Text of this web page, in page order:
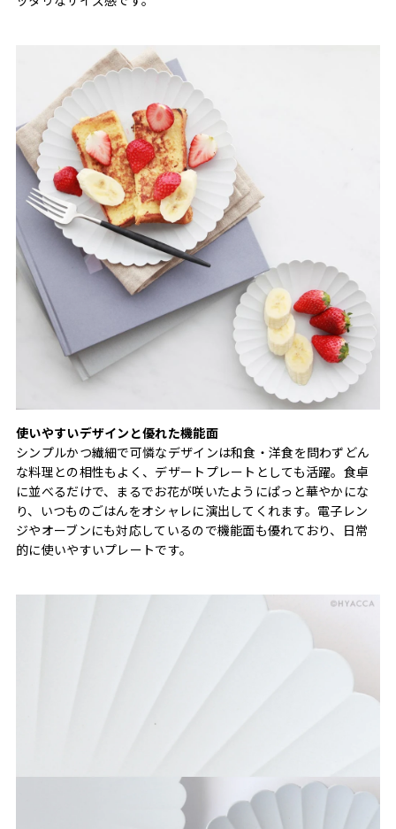
使いやすいデザインと優れた機能面
シンプルかつ繊細で可憐なデザインは和食・洋食を問わずどん
な料理との相性もよく、デザートプレートとしても活躍。食卓
に並べるだけで、まるでお花が咲いたようにぱっと華やかにな
り、いつものごはんをオシャレに演出してくれます。電子レン
ジやオーブンにも対応しているので機能面も優れており、日常
的に使いやすいプレートです。